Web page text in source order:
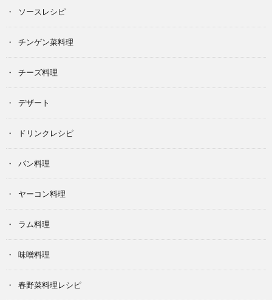
ソースレシピ
チンゲン菜料理
チーズ料理
デザート
ドリンクレシピ
パン料理
ヤーコン料理
ラム料理
味噌料理
春野菜料理レシピ